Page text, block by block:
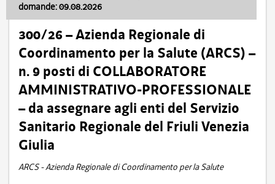
domande: 09.08.2026
300/26 – Azienda Regionale di
Coordinamento per la Salute (ARCS) –
n. 9 posti di COLLABORATORE
AMMINISTRATIVO-PROFESSIONALE
– da assegnare agli enti del Servizio
Sanitario Regionale del Friuli Venezia
Giulia
ARCS - Azienda Regionale di Coordinamento per la Salute